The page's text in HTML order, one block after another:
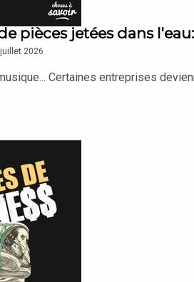
pièces jetées dans
2026
Certaines entreprises